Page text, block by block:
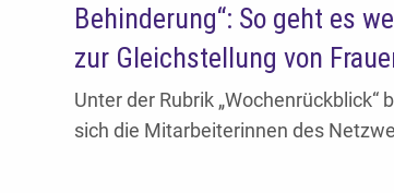
Behinderung“: So geht es
zur Gleichstellung von
Unter der Rubrik
sich die Mitarbeiterinnen des